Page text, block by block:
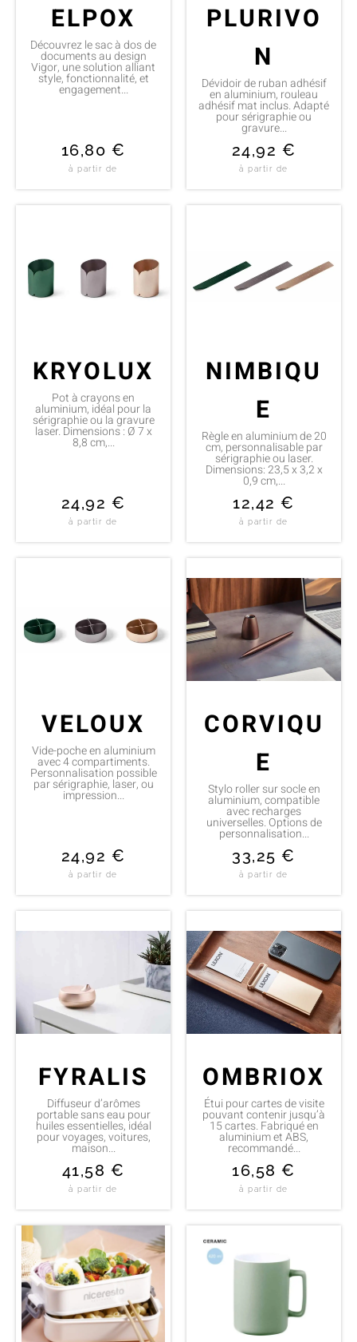
ELPOX
Découvrez le sac à dos de
documents au design
Vigor, une solution alliant
style, fonctionnalité, et
engagement...
16,80 €
à partir de
PLURIVO
N
Dévidoir de ruban adhésif
en aluminium, rouleau
adhésif mat inclus. Adapté
pour sérigraphie ou
gravure...
24,92 €
à partir de
KRYOLUX
Pot à crayons en
aluminium, idéal pour la
sérigraphie ou la gravure
laser. Dimensions : Ø 7 x
8,8 cm,...
24,92 €
à partir de
NIMBIQU
E
Règle en aluminium de 20
cm, personnalisable par
sérigraphie ou laser.
Dimensions: 23,5 x 3,2 x
0,9 cm,...
12,42€
à partir de
VELOUX
Vide-poche en aluminium
avec 4 compartiments.
Personnalisation possible
par sérigraphie, laser, ou
impression...
24,92 €
à partir de
CORVIQU
E
Stylo roller sur socle en
aluminium, compatible
avec recharges
universelles. Options de
personnalisation...
33,25€
à partir de
FYRALIS
Diffuseur d’arômes
portable sans eau pour
huiles essentielles, idéal
pour voyages, voitures,
maison...
41,58 €
à partir de
OMBRIOX
Étui pour cartes de visite
pouvant contenir jusqu’à
15 cartes. Fabriqué en
aluminium et ABS,
recommandé...
16,58€
à partir de